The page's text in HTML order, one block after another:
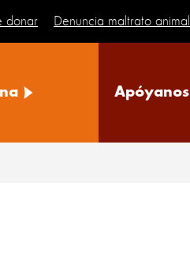
donar Denuncia maltrato animal
Apóyanos